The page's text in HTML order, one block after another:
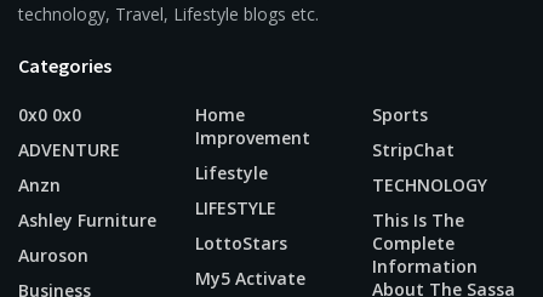
technology, Travel, Lifestyle blogs etc.
Categories
0x0 0x0
ADVENTURE
Anzn
Ashley Furniture
Auroson
Business
Home
Improvement
Lifestyle
LIFESTYLE
LottoStars
My5 Activate
Sports
StripChat
TECHNOLOGY
This Is The
Complete
Information
About The Sassa